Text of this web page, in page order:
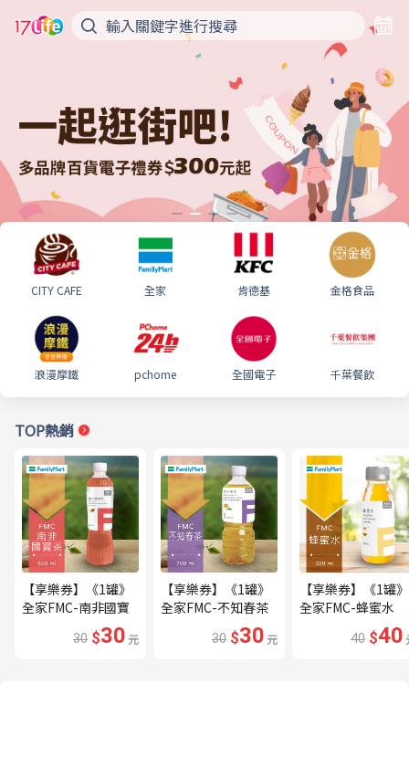
CITY CAFE 全家 肯德基 金格食品
浪漫摩鐵 pchome 全國電子 千葉餐飲
TOP熱銷
【享樂券】《1罐》
全家FMC-南非國寶
30 $30元
【享樂券】《1罐》
全家FMC-不知春茶
30 $30元
【享樂券】《1罐》
全家FMC-蜂蜜水
40 $40